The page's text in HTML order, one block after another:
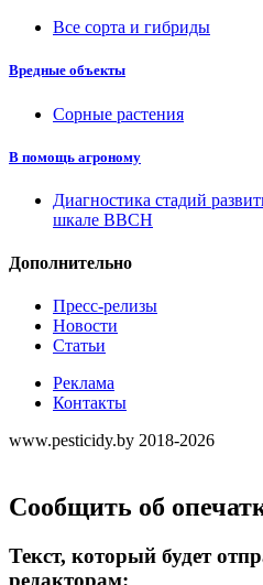
Все сорта и гибриды
Вредные объекты
Сорные растения
В помощь агроному
Диагностика стадий
шкале ВВСН
Дополнительно
Пресс-релизы
Новости
Статьи
Реклама
Контакты
www.pesticidy.by 2018-2026
Сообщить об
Текст, который будет
редакторам: